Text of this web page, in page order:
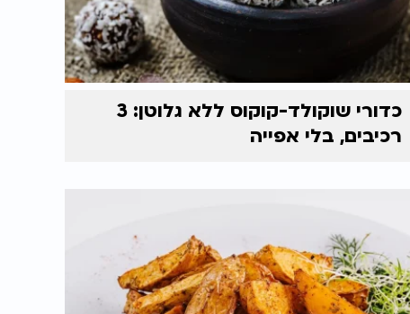
כדורי שוקולד-קוקוס ללא גלוטן: 3
רכיבים, בלי אפייה